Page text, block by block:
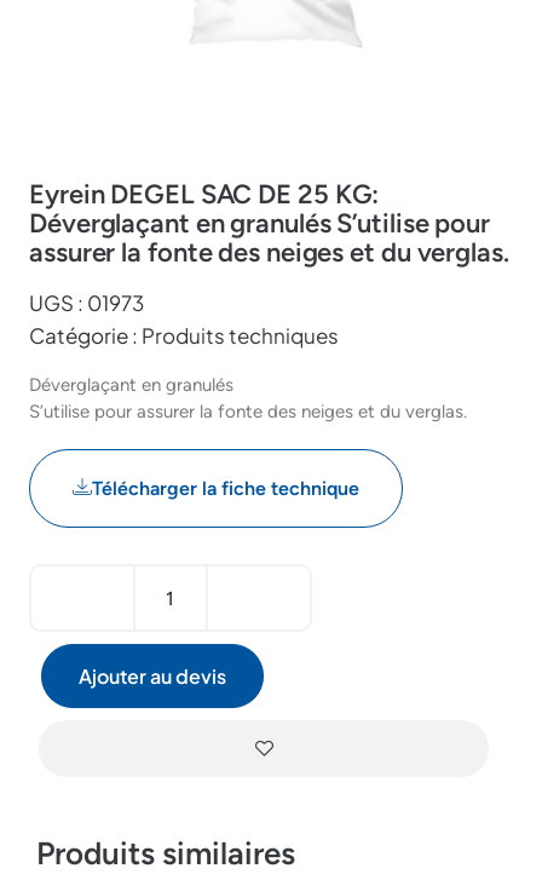
Eyrein DEGEL SAC DE 25 KG:
Déverglaçant en granulés S’utilise pour
assurer la fonte des neiges et du verglas.
UGS : 01973
Catégorie : Produits techniques
Déverglaçant en granulés
S’utilise pour assurer la fonte des neiges et du verglas.
Télécharger la fiche technique
Ajouter au devis
Produits similaires